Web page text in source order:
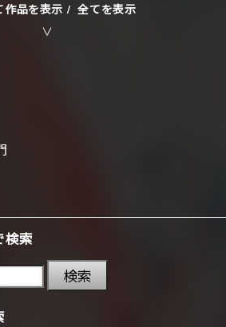
作品を表示 / 全てを表示
検索
検索